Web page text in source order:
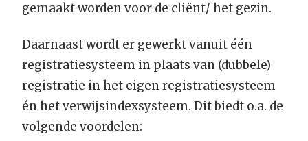
gemaakt worden voor de cliënt/ het gezin.
Daarnaast wordt er gewerkt vanuit één
registratiesysteem in plaats van (dubbele)
registratie in het eigen registratiesysteem
én het verwijsindexsysteem. Dit biedt o.a. de
volgende voordelen: